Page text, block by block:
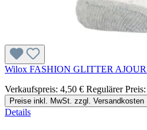
Wilox FASHION GLITTER
Verkaufspreis: 4,50 € Regulärer Preis:
Preise inkl. MwSt. zzgl. Versandkosten
Details